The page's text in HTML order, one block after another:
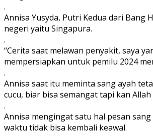
.
Annisa Yusyda, Putri Kedua dari
negeri yaitu Singapura.
.
“Cerita saat melawan penyakit, saya
mempersiapkan untuk pemilu 2024
.
Annisa saat itu meminta sang ayah
cucu, biar bisa semangat tapi kan
.
Annisa mengingat satu hal pesan
waktu tidak bisa kembali keawal.